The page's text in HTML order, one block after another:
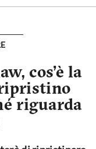
cos’è la
riguarda